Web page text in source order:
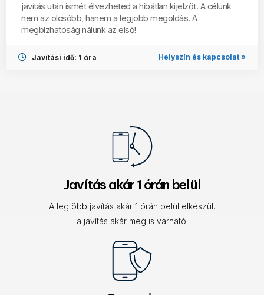
javítás után ismét élvezheted a hibátlan kijelzőt. A célunk
nem az olcsóbb, hanem a legjobb megoldás. A
megbízhatóság nálunk az első!
Javítási idő: 1 óra Helyszín és kapcsolat »
Javítás akár 1 órán belül
A legtöbb javítás akár 1 órán belül elkészül,
a javítás akár meg is várható.